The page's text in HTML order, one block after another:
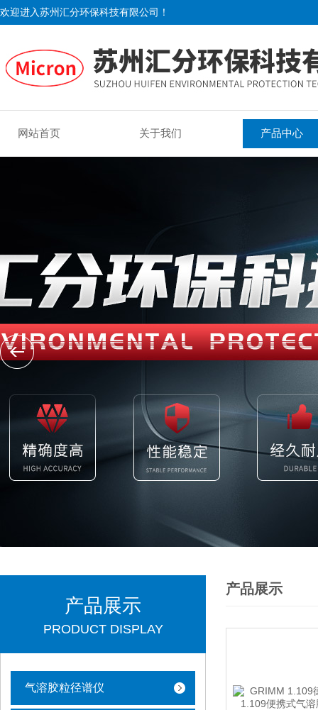
欢迎进入苏州汇分环保科技有限公司！
网站首页 关于我们 产品中心
产品展示
PRODUCT DISPLAY
气溶胶粒径谱仪
产品展示